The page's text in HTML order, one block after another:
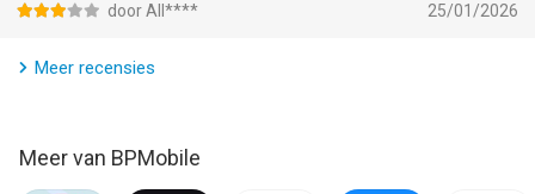
• WISKUNDE – los wiskundige problemen en complexe
• OPPERVLAK – meet de lengte van een voorwerp en bereken
• QR-CODE – lees direct elke QR-code af met je camera
door All**** 25/01/2026
Meer recensies
Meer van BPMobile